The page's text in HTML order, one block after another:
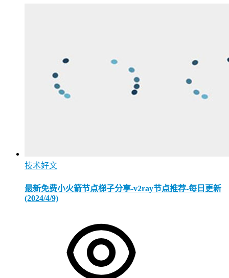
技术好文
最新免费小火箭节点梯子分享-v2ray节点推荐-每日更新
(2024/4/9)